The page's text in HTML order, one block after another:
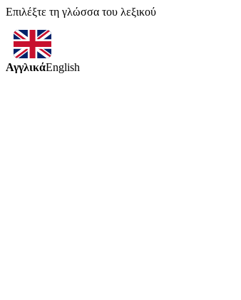
Επιλέξτε τη γλώσσα του λεξικού
ΑγγλικάEnglish